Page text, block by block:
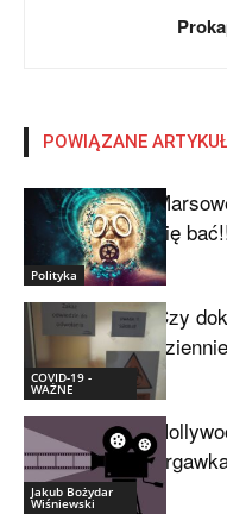
POWIĄZANE
Polityka
się
COVID-19 -
WAŻNE
Czy
Jakub Bożydar
Wiśniewski